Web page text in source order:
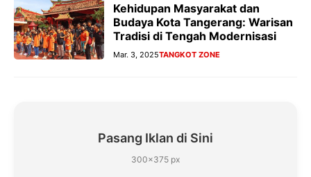
Kehidupan Masyarakat dan
Budaya Kota Tangerang: Warisan
Tradisi di Tengah Modernisasi
Mar. 3, 2025TANGKOT ZONE
Pasang Iklan di Sini
300×375 px